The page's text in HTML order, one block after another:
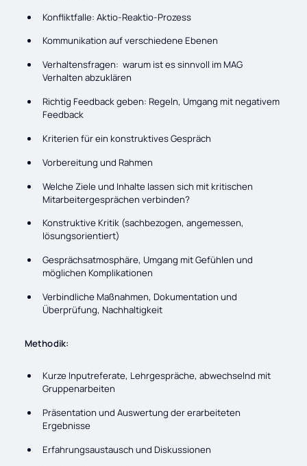
Konfliktfalle: Aktio-Reaktio-Prozess
Kommunikation auf verschiedene Ebenen
Verhaltensfragen: warum ist es sinnvoll im MAG
Verhalten abzuklären
Richtig Feedback geben: Regeln, Umgang mit negativem
Feedback
Kriterien für ein konstruktives Gespräch
Vorbereitung und Rahmen
Welche Ziele und Inhalte lassen sich mit kritischen
Mitarbeitergesprächen verbinden?
Konstruktive Kritik (sachbezogen, angemessen,
lösungsorientiert)
Gesprächsatmosphäre, Umgang mit Gefühlen und
möglichen Komplikationen
Verbindliche Maßnahmen, Dokumentation und
Überprüfung, Nachhaltigkeit
Methodik:
Kurze Inputreferate, Lehrgespräche, abwechselnd mit
Gruppenarbeiten
Präsentation und Auswertung der erarbeiteten
Ergebnisse
Erfahrungsaustausch und Diskussionen